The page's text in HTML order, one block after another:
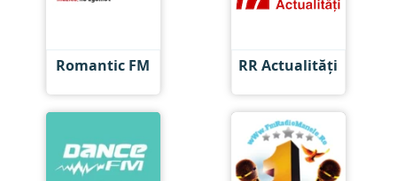
Romantic FM RR Actualități